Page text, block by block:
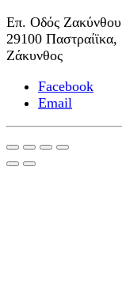
Επ. Οδός
29100 Παστραίϊκα,
Ζάκυνθος
Facebook
Email